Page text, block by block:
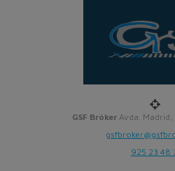
GSF Bróker Avda.
925 23 48